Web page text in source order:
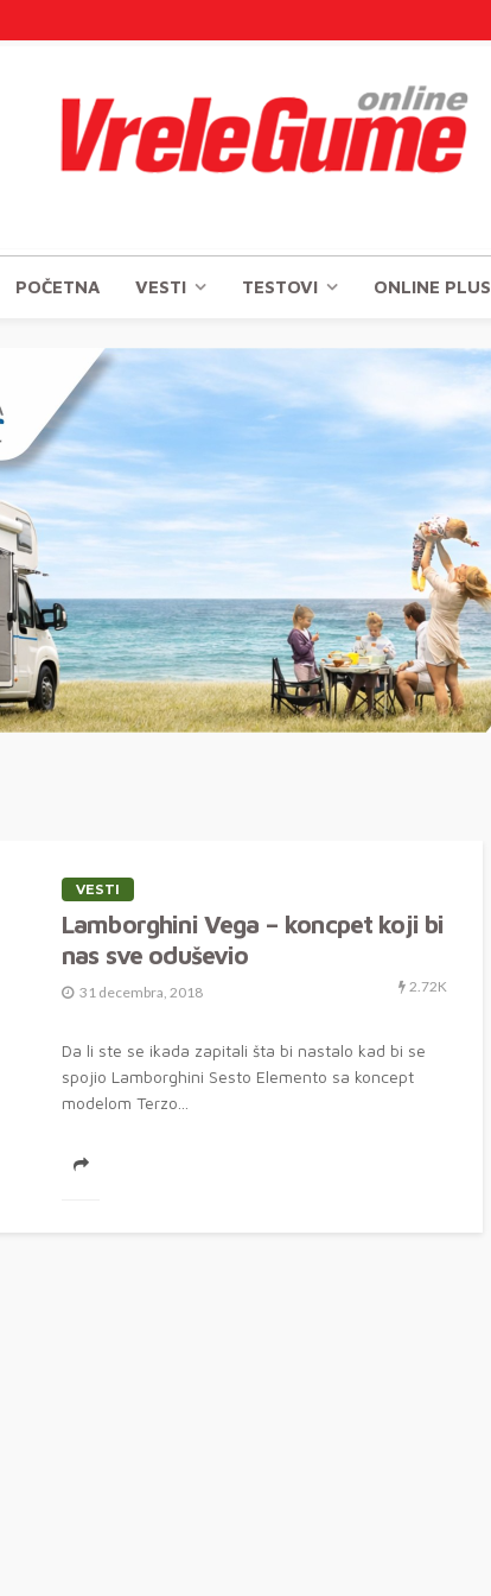
POČETNA VESTI TESTOVI ONLINE PLUS
VESTI
Lamborghini Vega – koncpet koji bi
nas sve oduševio
31 decembra, 2018 2.72K
Da li ste se ikada zapitali šta bi nastalo kad bi se
spojio Lamborghini Sesto Elemento sa koncept
modelom Terzo...